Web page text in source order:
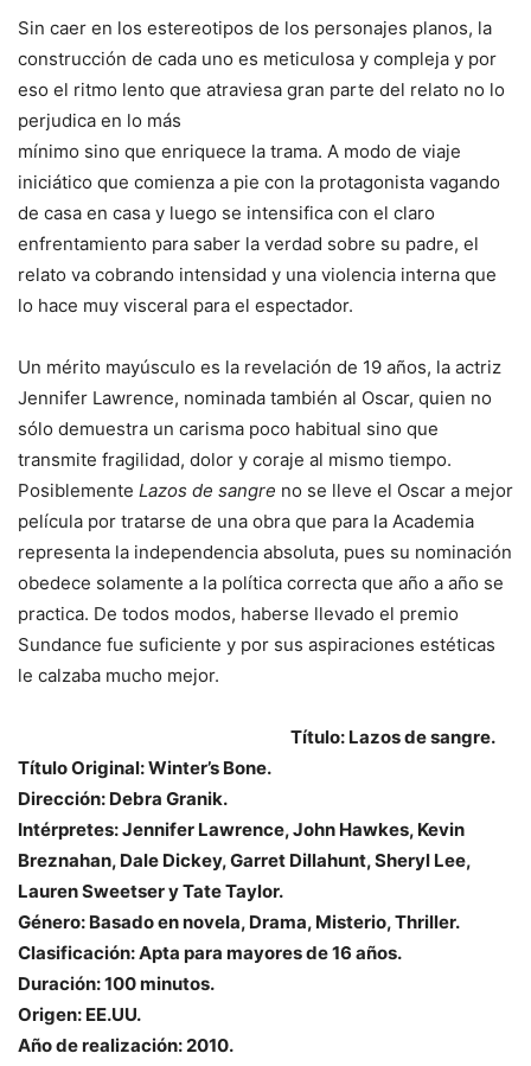
Sin caer en los estereotipos de los personajes planos, la
construcción de cada uno es meticulosa y compleja y por
eso el ritmo lento que atraviesa gran parte del relato no lo
perjudica en lo más
mínimo sino que enriquece la trama. A modo de viaje
iniciático que comienza a pie con la protagonista vagando
de casa en casa y luego se intensifica con el claro
enfrentamiento para saber la verdad sobre su padre, el
relato va cobrando intensidad y una violencia interna que
lo hace muy visceral para el espectador.
Un mérito mayúsculo es la revelación de 19 años, la actriz
Jennifer Lawrence, nominada también al Oscar, quien no
sólo demuestra un carisma poco habitual sino que
transmite fragilidad, dolor y coraje al mismo tiempo.
Posiblemente Lazos de sangre no se lleve el Oscar a mejor
película por tratarse de una obra que para la Academia
representa la independencia absoluta, pues su nominación
obedece solamente a la política correcta que año a año se
practica. De todos modos, haberse llevado el premio
Sundance fue suficiente y por sus aspiraciones estéticas
le calzaba mucho mejor.
Título: Lazos de sangre.
Título Original: Winter’s Bone.
Dirección: Debra Granik.
Intérpretes: Jennifer Lawrence, John Hawkes, Kevin
Breznahan, Dale Dickey, Garret Dillahunt, Sheryl Lee,
Lauren Sweetser y Tate Taylor.
Género: Basado en novela, Drama, Misterio, Thriller.
Clasificación: Apta para mayores de 16 años.
Duración: 100 minutos.
Origen: EE.UU.
Año de realización: 2010.